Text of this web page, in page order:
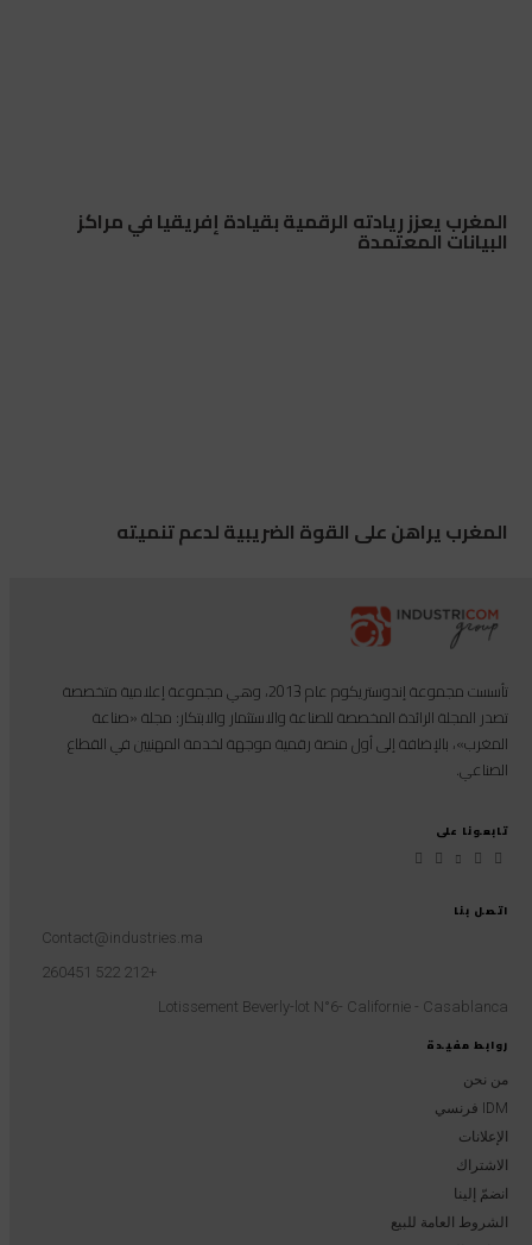
المغرب يعزز ريادته الرقمية بقيادة إفريقيا في مراكز
البيانات المعتمدة
المغرب يراهن على القوة الضريبية لدعم تنميته
روابط مفيدة
من نحن
IDM فرنسي
الإعلانات
الاشتراك
انضمّ إلينا
الشروط العامة للبيع
اتصل بنا
Contact@industries.ma
+212 522 260451
Lotissement Beverly-lot N°6- Californie - Casablanca
تأسست مجموعة إندوستريكوم عام 2013، وهي مجموعة إعلامية متخصصة
تصدر المجلة الرائدة المخصصة للصناعة والاستثمار والابتكار: مجلة «صناعة
المغرب»، بالإضافة إلى أول منصة رقمية موجهة لخدمة المهنيين في القطاع
الصناعي.
تابعونا على